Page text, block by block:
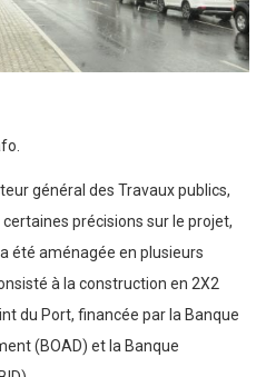
général des Travaux publics,
précisions sur le projet,
été aménagée en plusieurs
à la construction en 2X2
du Port, financée par la Banque
(BOAD) et la Banque